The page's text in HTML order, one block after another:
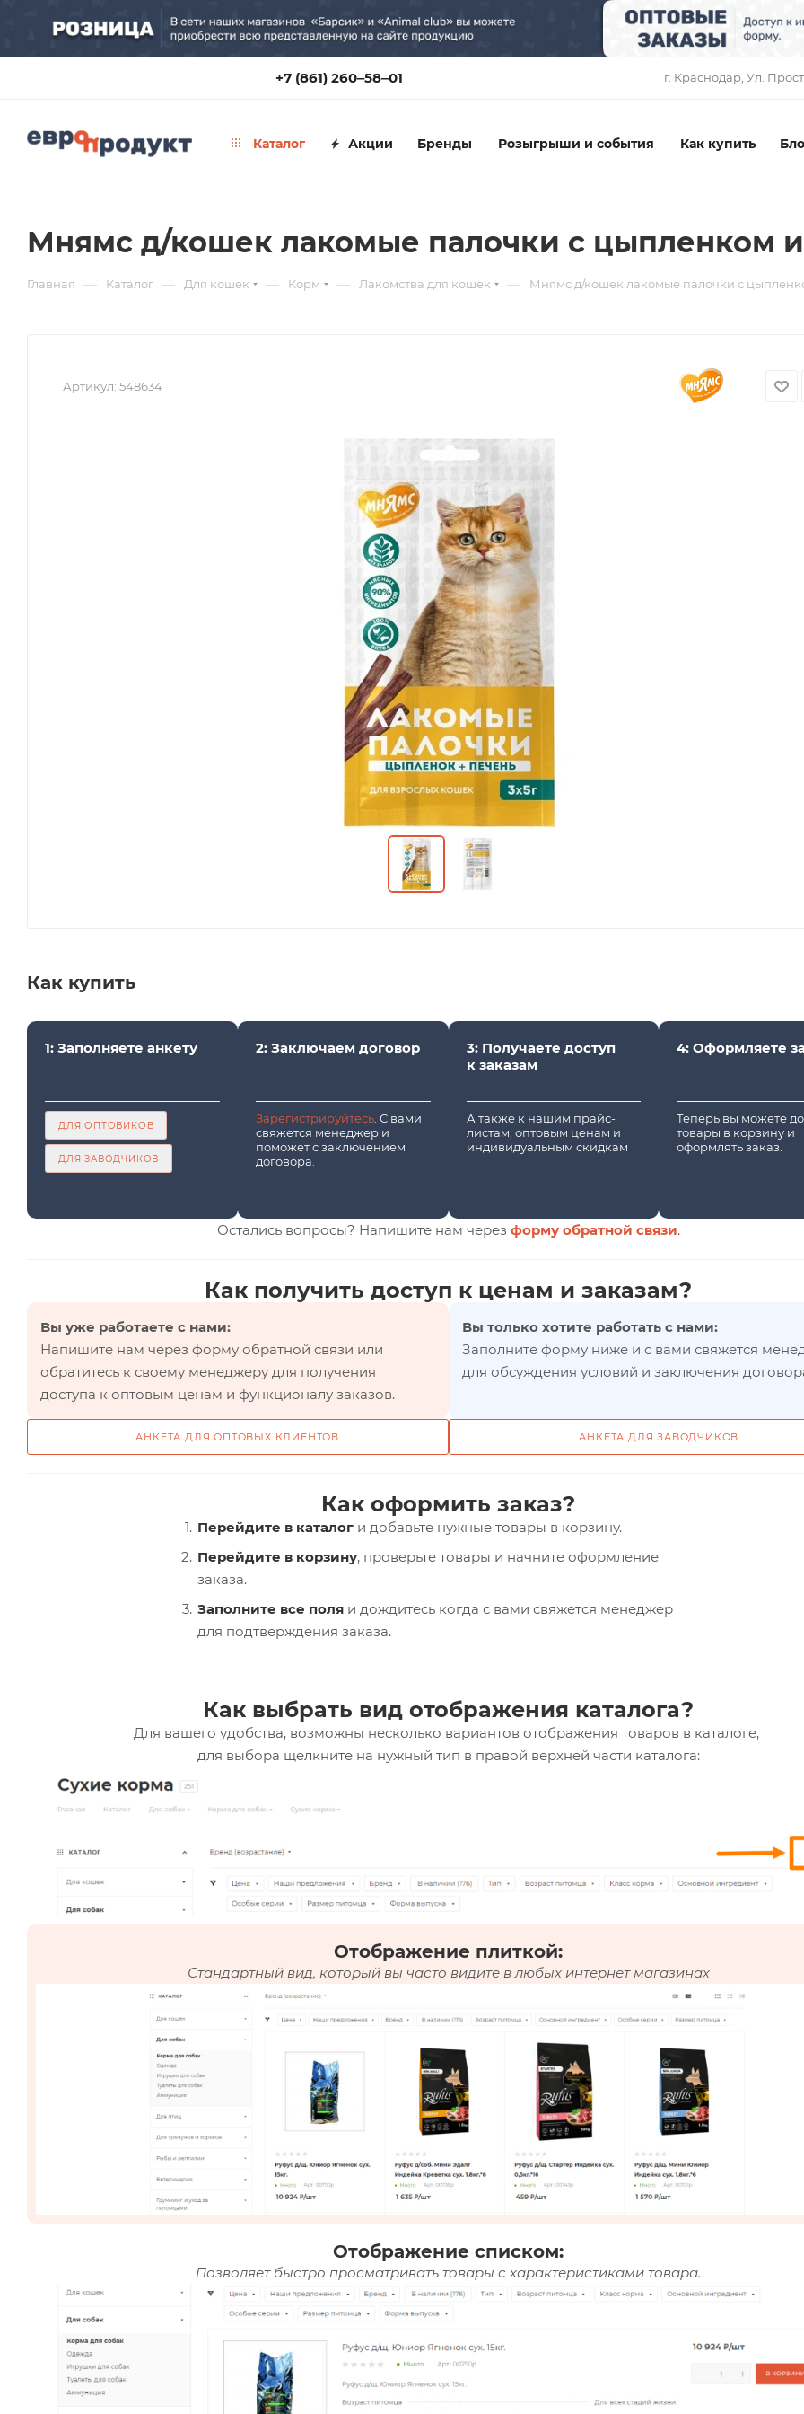
+7 (861) 260‒58‒01 г. Краснодар, ​Ул.
Каталог Акции Бренды Розыгрыши и события Как купить
Мнямс д/кошек лакомые палочки с цыпленком
Главная — Каталог — Для кошек — Корм — Лакомства для кошек — Мнямс д/кошек лакомые палочки с
Артикул: 548634
Как купить
1: Заполняете анкету
ДЛЯ ОПТОВИКОВ
ДЛЯ ЗАВОДЧИКОВ
2: Заключаем договор
Зарегистрируйтесь. С вами
свяжется менеджер и
поможет с заключением
договора.
3: Получаете доступ
к заказам
А также к нашим прайс-
листам, оптовым ценам и
индивидуальным скидкам
4: Оформляете
Теперь вы можете
товары в корзину и
оформлять заказ.
Остались вопросы? Напишите нам через форму обратной связи.
Как получить доступ к ценам и заказам?
Вы уже работаете с нами:
Напишите нам через форму обратной связи или
обратитесь к своему менеджеру для получения
доступа к оптовым ценам и функционалу заказов.
Вы только хотите работать с нами:
Заполните форму ниже и с вами свяжется
для обсуждения условий и заключения
АНКЕТА ДЛЯ ОПТОВЫХ КЛИЕНТОВ АНКЕТА ДЛЯ ЗАВОДЧИКОВ
Как оформить заказ?
Перейдите в каталоги добавьте нужные товары в корзину.
Перейдите в корзину, проверьте товары и начните оформление
заказа.
Заполните все поляи дождитесь когда с вами свяжется менеджер
для подтверждения заказа.
Как выбрать вид отображения каталога?
Для вашего удобства, возможны несколько вариантов отображения товаров в каталоге,
для выбора щелкните на нужный тип в правой верхней части каталога:
Отображение плиткой:
Стандартный вид, который вы часто видите в любых интернет магазинах
Отображение списком:
Позволяет быстро просматривать товары с характеристиками товара.